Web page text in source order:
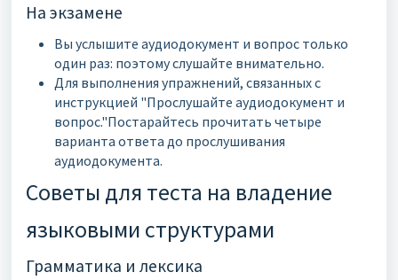
На экзамене
Вы услышите аудиодокумент и вопрос только
один раз: поэтому слушайте внимательно.
Для выполнения упражнений, связанных с
инструкцией "Прослушайте аудиодокумент и
вопрос."Постарайтесь прочитать четыре
варианта ответа до прослушивания
аудиодокумента.
Советы для теста на владение
языковыми структурами
Грамматика и лексика